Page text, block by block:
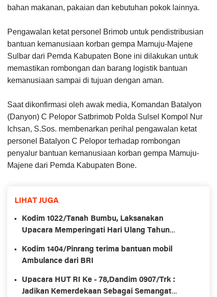
bahan makanan, pakaian dan kebutuhan pokok lainnya.
Pengawalan ketat personel Brimob untuk pendistribusian
bantuan kemanusiaan korban gempa Mamuju-Majene
Sulbar dari Pemda Kabupaten Bone ini dilakukan untuk
memastikan rombongan dan barang logistik bantuan
kemanusiaan sampai di tujuan dengan aman.
Saat dikonfirmasi oleh awak media, Komandan Batalyon
(Danyon) C Pelopor Satbrimob Polda Sulsel Kompol Nur
Ichsan, S.Sos. membenarkan perihal pengawalan ketat
personel Batalyon C Pelopor terhadap rombongan
penyalur bantuan kemanusiaan korban gempa Mamuju-
Majene dari Pemda Kabupaten Bone.
LIHAT JUGA
Kodim 1022/Tanah Bumbu, Laksanakan
Upacara Memperingati Hari Ulang Tahun
Kodim 1404/Pinrang terima bantuan mobil
Ambulance dari BRI
Upacara HUT RI Ke - 78,Dandim 0907/Trk :
Jadikan Kemerdekaan Sebagai Semangat